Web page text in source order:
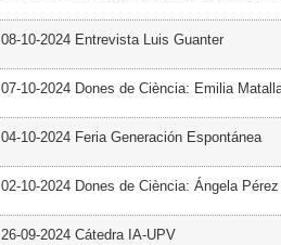
08-10-2024 Entrevista Luis Guanter
07-10-2024 Dones de Ciència: Emilia
04-10-2024 Feria Generación Espontánea
02-10-2024 Dones de Ciència: Ángela Pérez
26-09-2024 Cátedra IA-UPV